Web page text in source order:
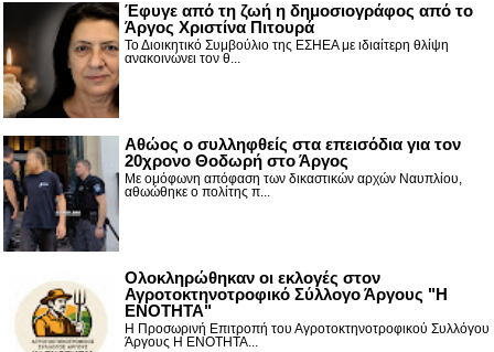
Έφυγε από τη ζωή η δημοσιογράφος από το
Άργος Χριστίνα Πιτουρά
Το Διοικητικό Συμβούλιο της ΕΣΗΕΑ με ιδιαίτερη θλίψη
ανακοινώνει τον θ...
Αθώος ο συλληφθείς στα επεισόδια για τον
20χρονο Θοδωρή στο Άργος
Με ομόφωνη απόφαση των δικαστικών αρχών Ναυπλίου,
αθωώθηκε ο πολίτης π...
Ολοκληρώθηκαν οι εκλογές στον
Αγροτοκτηνοτροφικό Σύλλογο Άργους "Η
ΕΝΟΤΗΤΑ"
Η Προσωρινή Επιτροπή του Αγροτοκτηνοτροφικού Συλλόγου
Άργους Η ΕΝΟΤΗΤΑ...